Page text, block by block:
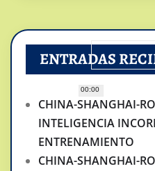
00:00
ENTRADAS
CHINA-SHANGHAI-
INTELIGENCIA
ENTRENAMIENTO
CHINA-SHANGHAI-